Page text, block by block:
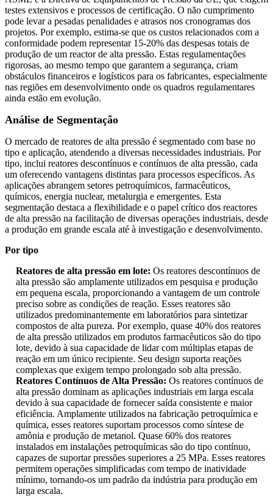
testes extensivos e processos de certificação. O não cumprimento
pode levar a pesadas penalidades e atrasos nos cronogramas dos
projetos. Por exemplo, estima-se que os custos relacionados com a
conformidade podem representar 15-20% das despesas totais de
produção de um reactor de alta pressão. Estas regulamentações
rigorosas, ao mesmo tempo que garantem a segurança, criam
obstáculos financeiros e logísticos para os fabricantes, especialmente
nas regiões em desenvolvimento onde os quadros regulamentares
ainda estão em evolução.
Análise de Segmentação
O mercado de reatores de alta pressão é segmentado com base no
tipo e aplicação, atendendo a diversas necessidades industriais. Por
tipo, inclui reatores descontínuos e contínuos de alta pressão, cada
um oferecendo vantagens distintas para processos específicos. As
aplicações abrangem setores petroquímicos, farmacêuticos,
químicos, energia nuclear, metalurgia e emergentes. Esta
segmentação destaca a flexibilidade e o papel crítico dos reactores
de alta pressão na facilitação de diversas operações industriais, desde
a produção em grande escala até à investigação e desenvolvimento.
Por tipo
Reatores de alta pressão em lote: Os reatores descontínuos de
alta pressão são amplamente utilizados em pesquisa e produção
em pequena escala, proporcionando a vantagem de um controle
preciso sobre as condições de reação. Esses reatores são
utilizados predominantemente em laboratórios para sintetizar
compostos de alta pureza. Por exemplo, quase 40% dos reatores
de alta pressão utilizados em produtos farmacêuticos são do tipo
lote, devido à sua capacidade de lidar com múltiplas etapas de
reação em um único recipiente. Seu design suporta reações
complexas que exigem tempo prolongado sob alta pressão.
Reatores Contínuos de Alta Pressão: Os reatores contínuos de
alta pressão dominam as aplicações industriais em larga escala
devido à sua capacidade de fornecer saída consistente e maior
eficiência. Amplamente utilizados na fabricação petroquímica e
química, esses reatores suportam processos como síntese de
amônia e produção de metanol. Quase 60% dos reatores
instalados em instalações petroquímicas são do tipo contínuo,
capazes de suportar pressões superiores a 25 MPa. Esses reatores
permitem operações simplificadas com tempo de inatividade
mínimo, tornando-os um padrão da indústria para produção em
larga escala.